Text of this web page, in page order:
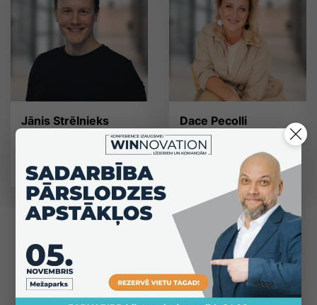
Jānis Strēlnieks
pārdošanas treneris
Dace Pecolli
iedvesmojoša runātāja
VISI WIN TRENERI